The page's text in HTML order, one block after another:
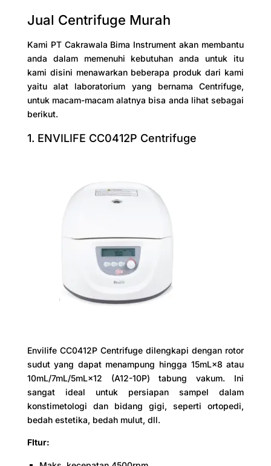
Jual Centrifuge Murah
Kami PT Cakrawala Bima Instrument akan membantu
anda dalam memenuhi kebutuhan anda untuk itu
kami disini menawarkan beberapa produk dari kami
yaitu alat laboratorium yang bernama Centrifuge,
untuk macam-macam alatnya bisa anda lihat sebagai
berikut.
1. ENVILIFE CC0412P Centrifuge
Envilife CC0412P Centrifuge dilengkapi dengan rotor
sudut yang dapat menampung hingga 15mL×8 atau
10mL/7mL/5mL×12 (A12-10P) tabung vakum. Ini
sangat ideal untuk persiapan sampel dalam
konstimetologi dan bidang gigi, seperti ortopedi,
bedah estetika, bedah mulut, dll.
FItur: